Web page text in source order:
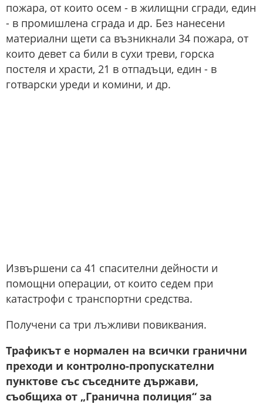
пожара, от които осем - в жилищни сгради, един
- в промишлена сграда и др. Без нанесени
материални щети са възникнали 34 пожара, от
които девет са били в сухи треви, горска
постеля и храсти, 21 в отпадъци, един - в
готварски уреди и комини, и др.
Извършени са 41 спасителни дейности и
помощни операции, от които седем при
катастрофи с транспортни средства.
Получени са три лъжливи повиквания.
Трафикът е нормален на всички гранични
преходи и контролно-пропускателни
пунктове със съседните държави,
съобщиха от „Гранична полиция“ за